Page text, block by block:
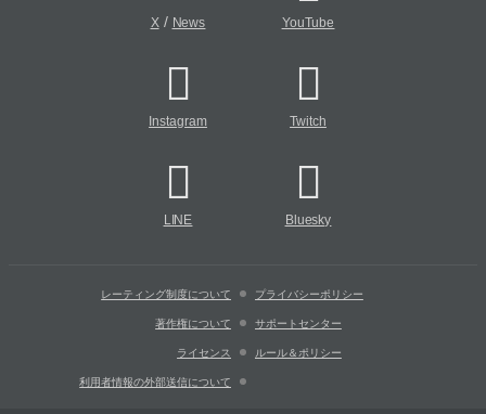
X/ News YouTube
Instagram Twitch
LINE Bluesky
レーティング制度について プライバシーポリシー
著作権について サポートセンター
ライセンス ルール＆ポリシー
利用者情報の外部送信について